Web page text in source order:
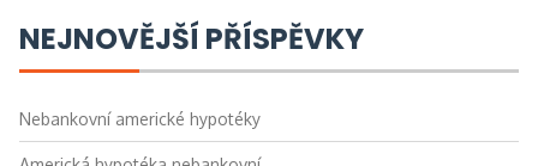
NEJNOVĚJŠÍ PŘÍSPĚVKY
Nebankovní americké hypotéky